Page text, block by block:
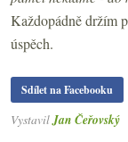
Každopádně držím
úspěch.
Sdílet na Facebooku
Vystavil Jan Čeřovský